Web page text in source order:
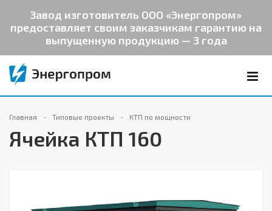
Завод изготовитель ООО «Энергопром»
предоставляет своим заказчикам гарантию на
выпущенную продукцию — 3 года
Главная Типовые проекты КТП по мощности
Ячейка КТП 160